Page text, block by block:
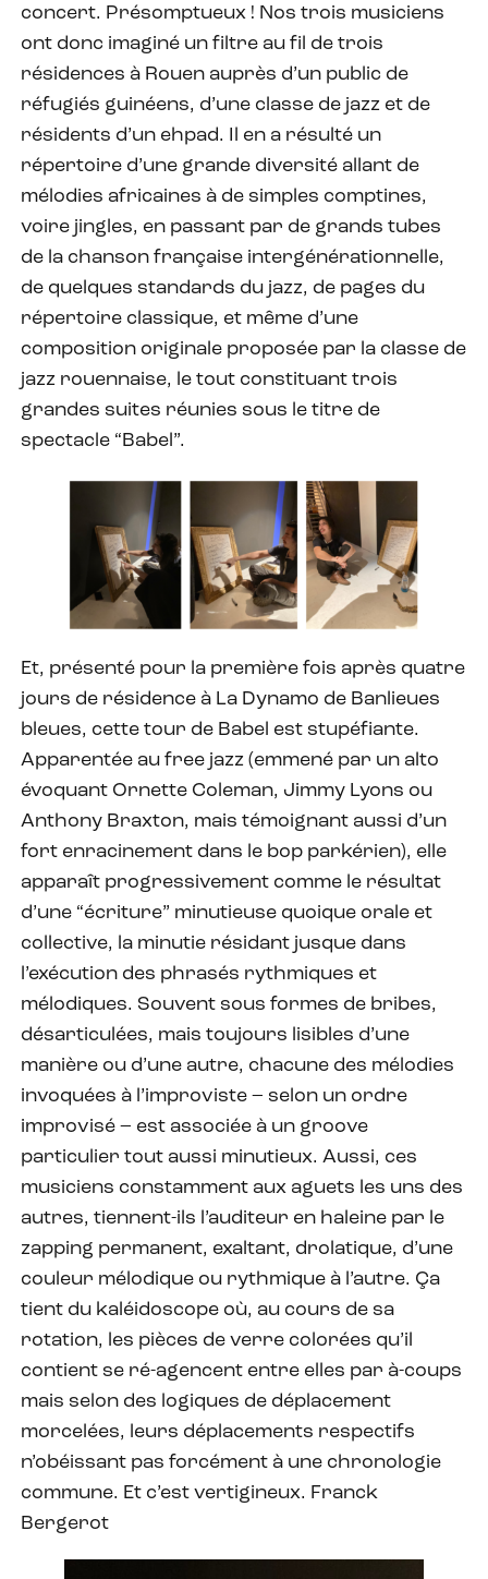
concert. Présomptueux ! Nos trois musiciens
ont donc imaginé un filtre au fil de trois
résidences à Rouen auprès d’un public de
réfugiés guinéens, d’une classe de jazz et de
résidents d’un ehpad. Il en a résulté un
répertoire d’une grande diversité allant de
mélodies africaines à de simples comptines,
voire jingles, en passant par de grands tubes
de la chanson française intergénérationnelle,
de quelques standards du jazz, de pages du
répertoire classique, et même d’une
composition originale proposée par la classe de
jazz rouennaise, le tout constituant trois
grandes suites réunies sous le titre de
spectacle “Babel”.
Et, présenté pour la première fois après quatre
jours de résidence à La Dynamo de Banlieues
bleues, cette tour de Babel est stupéfiante.
Apparentée au free jazz (emmené par un alto
évoquant Ornette Coleman, Jimmy Lyons ou
Anthony Braxton, mais témoignant aussi d’un
fort enracinement dans le bop parkérien), elle
apparaît progressivement comme le résultat
d’une “écriture” minutieuse quoique orale et
collective, la minutie résidant jusque dans
l’exécution des phrasés rythmiques et
mélodiques. Souvent sous formes de bribes,
désarticulées, mais toujours lisibles d’une
manière ou d’une autre, chacune des mélodies
invoquées à l’improviste – selon un ordre
improvisé – est associée à un groove
particulier tout aussi minutieux. Aussi, ces
musiciens constamment aux aguets les uns des
autres, tiennent-ils l’auditeur en haleine par le
zapping permanent, exaltant, drolatique, d’une
couleur mélodique ou rythmique à l’autre. Ça
tient du kaléidoscope où, au cours de sa
rotation, les pièces de verre colorées qu’il
contient se ré-agencent entre elles par à-coups
mais selon des logiques de déplacement
morcelées, leurs déplacements respectifs
n’obéissant pas forcément à une chronologie
commune. Et c’est vertigineux. Franck
Bergerot